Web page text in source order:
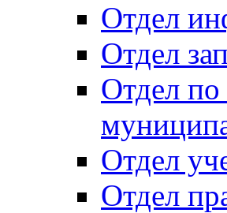
Отдел
Отдел
Отдел по
Отдел
Отдел